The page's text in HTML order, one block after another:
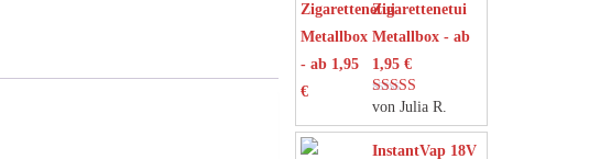
Zigarettenetui
Metallbox - ab
1,95 €
Bewertet mit
5von 5
von Julia R.
InstantVap 18V